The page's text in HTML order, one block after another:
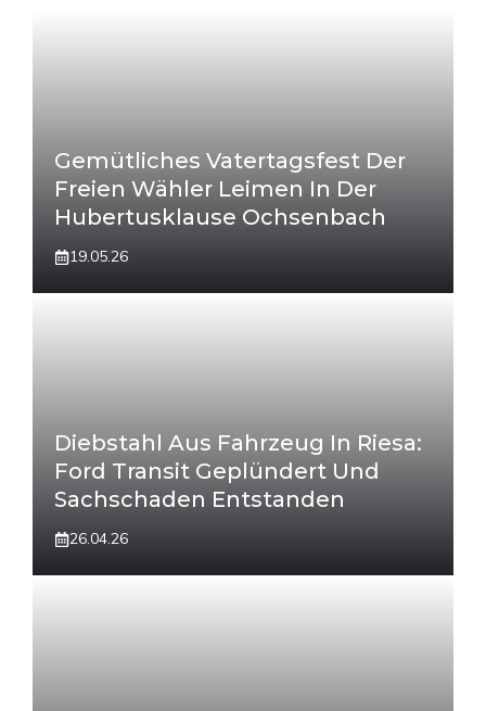
Gemütliches Vatertagsfest Der
Freien Wähler Leimen In Der
Hubertusklause Ochsenbach
19.05.26
Diebstahl Aus Fahrzeug In Riesa:
Ford Transit Geplündert Und
Sachschaden Entstanden
26.04.26